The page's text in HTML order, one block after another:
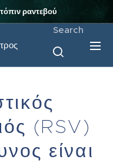
ραντεβού
Search
(RSV)
είναι